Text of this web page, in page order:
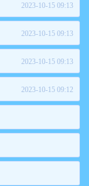
2023-10-15 09:13
2023-10-15 09:13
2023-10-15 09:13
2023-10-15 09:12